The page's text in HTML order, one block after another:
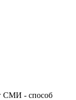
СМИ - способ